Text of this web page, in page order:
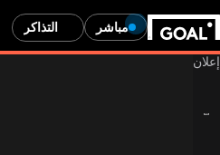
مباشر التذاكر